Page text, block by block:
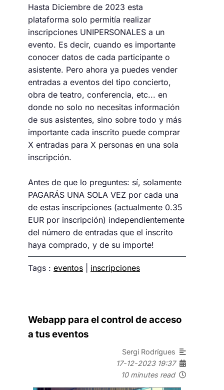
Hasta Diciembre de 2023 esta
plataforma solo permitía realizar
inscripciones UNIPERSONALES a un
evento. Es decir, cuando es importante
conocer datos de cada participante o
asistente. Pero ahora ya puedes vender
entradas a eventos del tipo concierto,
obra de teatro, conferencia, etc... en
donde no solo no necesitas información
de sus asistentes, sino sobre todo y más
importante cada inscrito puede comprar
X entradas para X personas en una sola
inscripción.
Antes de que lo preguntes: sí, solamente
PAGARÁS UNA SOLA VEZ por cada una
de estas inscripciones (actualmente 0.35
EUR por inscripción) independientemente
del número de entradas que el inscrito
haya comprado, y de su importe!
Tags : eventos inscripciones
Webapp para el control de acceso
a tus eventos
Sergi Rodrígues
17-12-2023 19:37
10 minutes read